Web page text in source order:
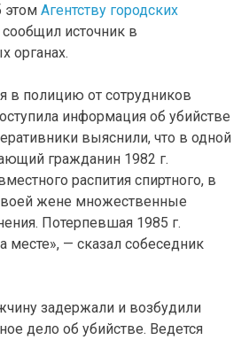
этомАгентству городских
сообщил источник в
органах.
в полицию от сотрудников
информация об убийстве
выяснили, что в одной
гражданин 1982 г.
распития спиртного, в
жене множественные
Потерпевшая 1985 г.
месте», — сказал собеседник
задержали и возбудили
дело об убийстве. Ведется